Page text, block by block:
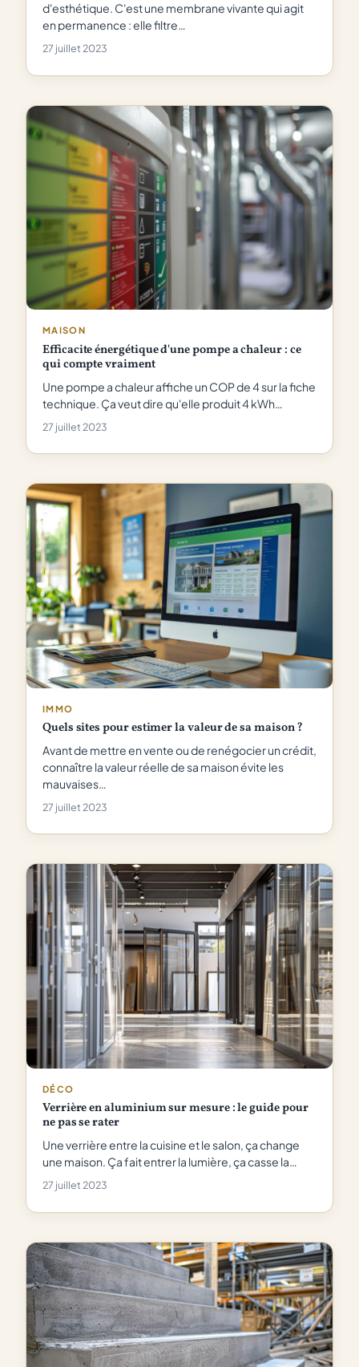
d'esthétique. C'est une membrane vivante qui agit
en permanence : elle filtre…
27 juillet 2023
MAISON
Efficacite énergétique d'une pompe a chaleur : ce
qui compte vraiment
Une pompe a chaleur affiche un COP de 4 sur la fiche
technique. Ça veut dire qu'elle produit 4 kWh…
27 juillet 2023
IMMO
Quels sites pour estimer la valeur de sa maison ?
Avant de mettre en vente ou de renégocier un crédit,
connaître la valeur réelle de sa maison évite les
mauvaises…
27 juillet 2023
DÉCO
Verrière en aluminium sur mesure : le guide pour
ne pas se rater
Une verrière entre la cuisine et le salon, ça change
une maison. Ça fait entrer la lumière, ça casse la…
27 juillet 2023